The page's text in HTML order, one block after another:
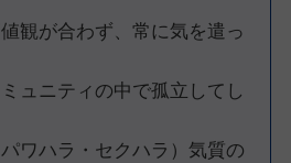
値観が合わず、常に気を遣っ
ュニティの中で孤立してし
ワハラ・セクハラ）気質の